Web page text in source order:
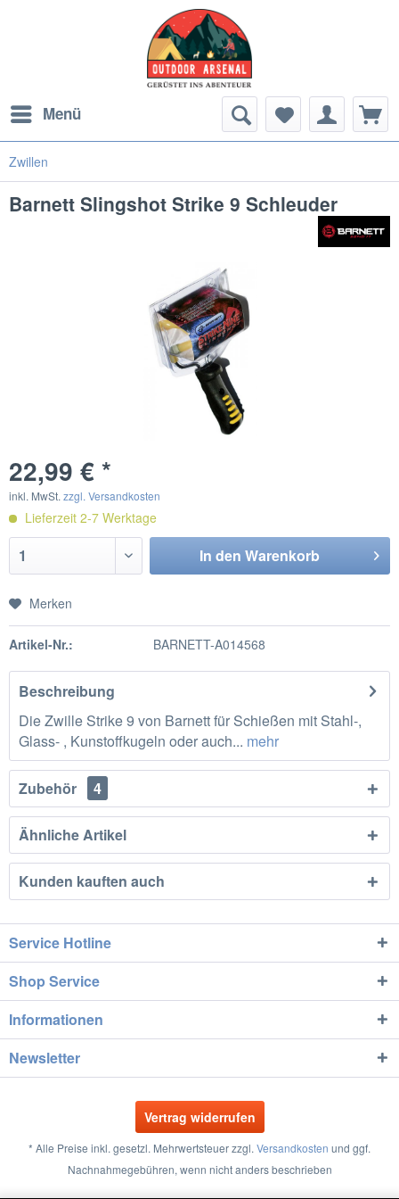
Menü
Zwillen
Barnett Slingshot Strike 9 Schleuder
22,99 € *
inkl. MwSt. zzgl. Versandkosten
Lieferzeit 2-7 Werktage
In den Warenkorb
Merken
Artikel-Nr.: BARNETT-A014568
Beschreibung
Die Zwille Strike 9 von Barnett für Schießen mit Stahl-,
Glass- , Kunstoffkugeln oder auch... mehr
Zubehör 4
Ähnliche Artikel
Kunden kauften auch
Service Hotline
Shop Service
Informationen
Newsletter
Vertrag widerrufen
* Alle Preise inkl. gesetzl. Mehrwertsteuer zzgl. Versandkosten und ggf.
Nachnahmegebühren, wenn nicht anders beschrieben